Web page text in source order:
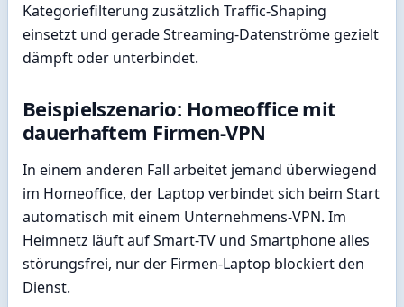
Kategoriefilterung zusätzlich Traffic-Shaping
einsetzt und gerade Streaming-Datenströme gezielt
dämpft oder unterbindet.
Beispielszenario: Homeoffice mit
dauerhaftem Firmen-VPN
In einem anderen Fall arbeitet jemand überwiegend
im Homeoffice, der Laptop verbindet sich beim Start
automatisch mit einem Unternehmens-VPN. Im
Heimnetz läuft auf Smart-TV und Smartphone alles
störungsfrei, nur der Firmen-Laptop blockiert den
Dienst.